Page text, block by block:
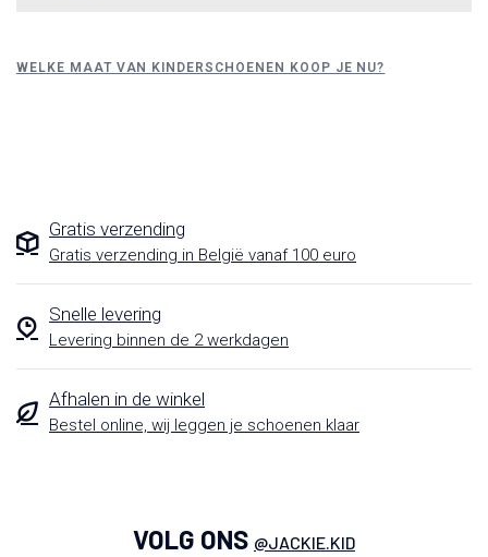
WELKE MAAT VAN KINDERSCHOENEN KOOP JE NU?
Gratis verzending
Gratis verzending in België vanaf 100 euro
Snelle levering
Levering binnen de 2 werkdagen
Afhalen in de winkel
Bestel online, wij leggen je schoenen klaar
VOLG ONS @JACKIE.KID